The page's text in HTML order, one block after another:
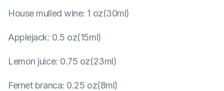
House mulled wine: 1 oz(30ml)
Applejack: 0.5 oz(15ml)
Lemon juice: 0.75 oz(23ml)
Fernet branca: 0.25 oz(8ml)